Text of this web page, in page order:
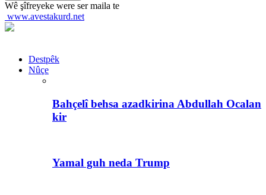
Wê şîfreyeke were ser maila te
www.avestakurd.net
Destpêk
Nûçe
Bahçelî behsa azadkirina Abdullah Ocalan
kir
Yamal guh neda Trump